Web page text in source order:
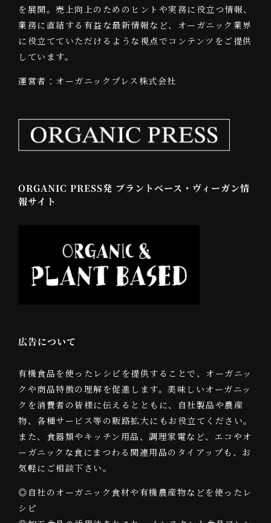
を展開。売上向上のためのヒントや実務に役立つ情報、
業務に直結する有益な最新情報など、オーガニック業界
に役立てていただけるような視点でコンテンツをご提供
しています。
運営者：オーガニックプレス株式会社
ORGANIC PRESS発 プラントベース・ヴィーガン情
報サイト
広告について
有機食品を使ったレシピを提供することで、オーガニッ
クや商品特徴の理解を促進します。美味しいオーガニッ
クを消費者の皆様に伝えるとともに、自社製品や農産
物、各種サービス等の販路拡大にもお役立てください。
また、食器類やキッチン用品、調理家電など、エコやオ
ーガニックな食にまつわる関連用品のタイアップも、お
気軽にご相談下さい。
◎自社のオーガニック食材や有機農産物などを使ったレ
シピ